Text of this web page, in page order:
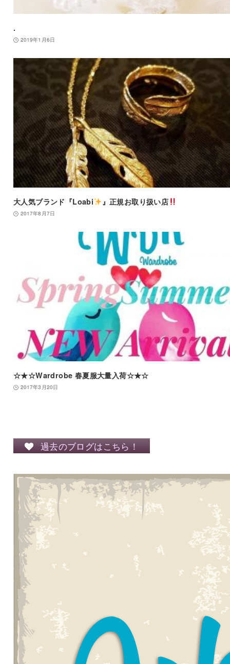
.
2019年1月6日
大人気ブランド『Loabi 』正規お取り扱い店
2017年8月7日
☆★☆Wardrobe 春夏服大量入荷☆★☆
2017年3月20日
過去のブログはこちら！